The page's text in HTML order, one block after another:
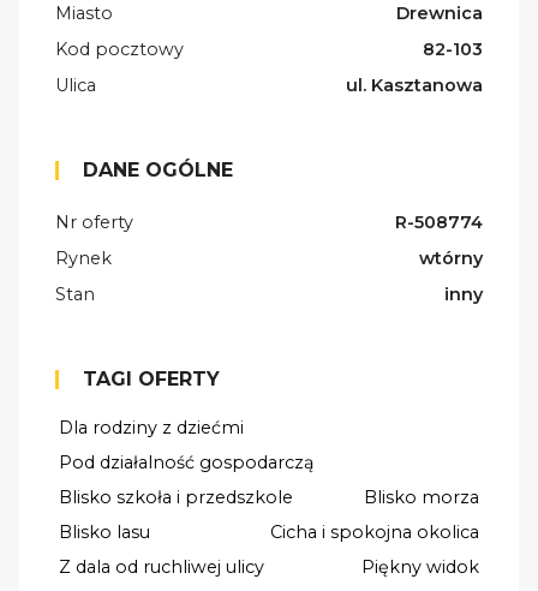
Miasto
Drewnica
Kod pocztowy
82-103
Ulica
ul. Kasztanowa
DANE OGÓLNE
Nr oferty
R-508774
Rynek
wtórny
Stan
inny
TAGI OFERTY
Dla rodziny z dziećmi
Pod działalność gospodarczą
Blisko szkoła i przedszkole
Blisko morza
Blisko lasu
Cicha i spokojna okolica
Z dala od ruchliwej ulicy
Piękny widok